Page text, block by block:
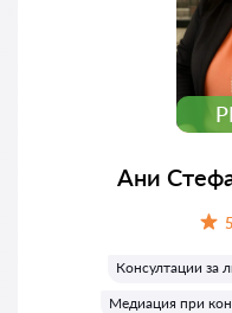
Ани
5
Консултации за
Медиация при